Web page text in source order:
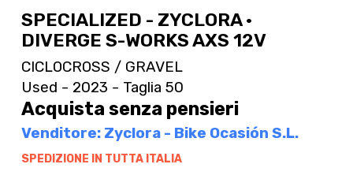
SPECIALIZED - ZYCLORA ·
DIVERGE S-WORKS AXS 12V
CICLOCROSS / GRAVEL
Used - 2023 - Taglia 50
Acquista senza pensieri
Venditore: Zyclora - Bike Ocasión S.L.
SPEDIZIONE IN TUTTA ITALIA